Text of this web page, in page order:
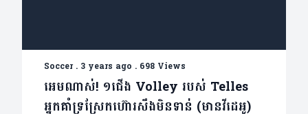
Soccer. 3 years ago . 698 Views
អេមណាស់! ១ជើង Volley របស់ Telles
អ្នកគាំទ្រស្រែកហ៊ោរសឹងមិនទាន់ (មានវីដេអូ)